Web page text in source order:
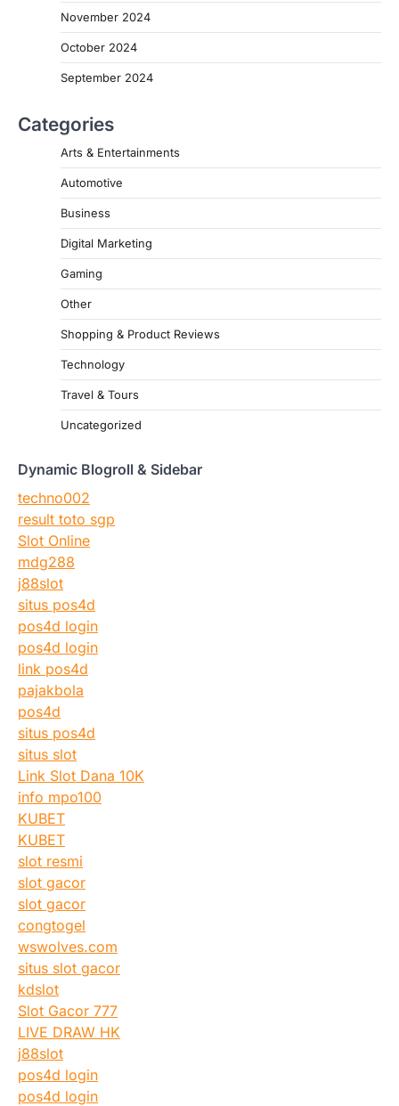
November 2024
October 2024
September 2024
Categories
Arts & Entertainments
Automotive
Business
Digital Marketing
Gaming
Other
Shopping & Product Reviews
Technology
Travel & Tours
Uncategorized
Dynamic Blogroll & Sidebar
techno002
result toto sgp
Slot Online
mdg288
j88slot
situs pos4d
pos4d login
pos4d login
link pos4d
pajakbola
pos4d
situs pos4d
situs slot
Link Slot Dana 10K
info mpo100
KUBET
KUBET
slot resmi
slot gacor
slot gacor
congtogel
wswolves.com
situs slot gacor
kdslot
Slot Gacor 777
LIVE DRAW HK
j88slot
pos4d login
pos4d login